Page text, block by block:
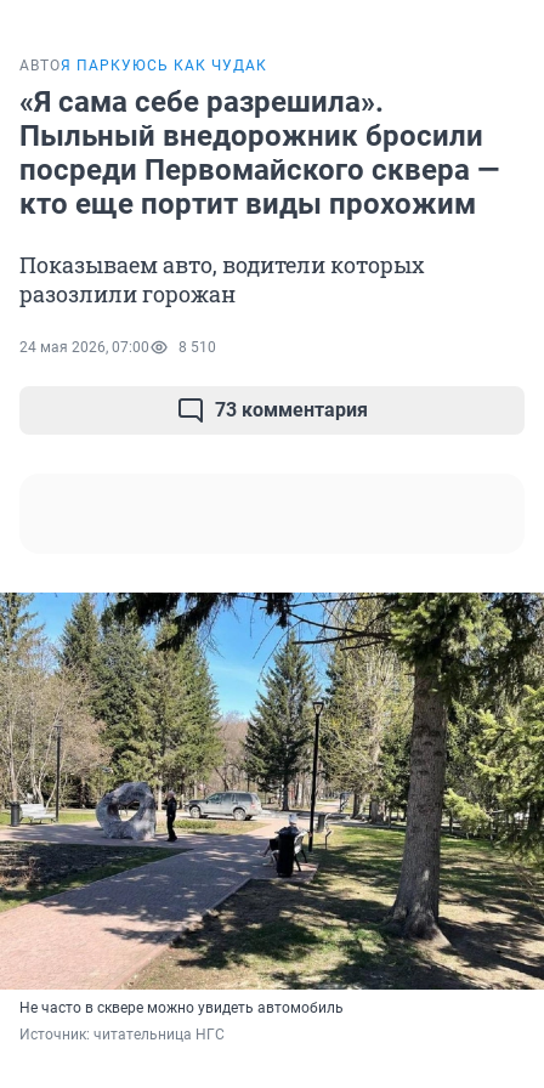
АВТОЯ ПАРКУЮСЬ КАК ЧУДАК
«Я сама себе разрешила».
Пыльный внедорожник бросили
посреди Первомайского сквера —
кто еще портит виды прохожим
Показываем авто, водители которых
разозлили горожан
24 мая 2026, 07:00 8 510
73 комментария
Не часто в сквере можно увидеть автомобиль
Источник: читательница НГС